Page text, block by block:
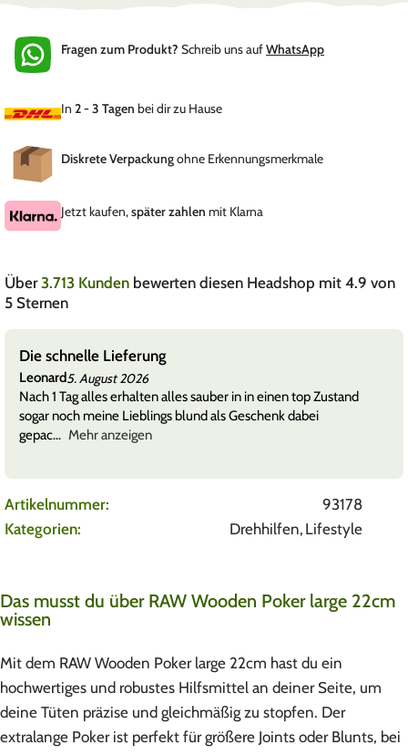
Fragen zum Produkt? Schreib uns aufWhatsApp
In 2 - 3 Tagen bei dir zu Hause
Diskrete Verpackungohne Erkennungsmerkmale
Jetzt kaufen,später zahlen mit Klarna
Über3.713 Kunden bewerten diesen Headshop mit 4.9 von
5 Sternen
Die schnelle Lieferung
Leonard5. August 2026
Nach 1 Tag alles erhalten alles sauber in in einen top Zustand
sogar noch meine Lieblings blund als Geschenk dabei
gepac
Mehr anzeigen
Artikelnummer:
93178
Kategorien:
Drehhilfen, Lifestyle
Das musst du über RAW Wooden Poker large 22cm
wissen
Mit dem RAW Wooden Poker large 22cm hast du ein
hochwertiges und robustes Hilfsmittel an deiner Seite, um
deine Tüten präzise und gleichmäßig zu stopfen. Der
extralange Poker ist perfekt für größere Joints oder Blunts, bei